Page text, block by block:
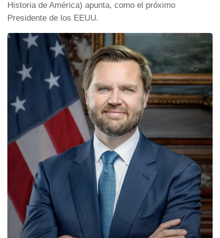
Historia de América) apunta, como el próximo
Presidente de los EEUU.